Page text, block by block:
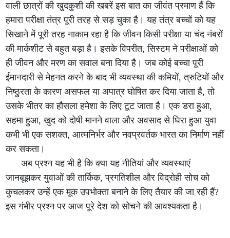
वाली छात्रों की खुदकुशी की खबरें इस बात का जीवंत प्रमाण हैं कि
हमारा परीक्षा तंत्र पूरी तरह से सड़ चुका है। यह तंत्र बच्चों को यह
सिखाने में पूरी तरह नाकाम रहा है कि जीवन किसी परीक्षा या चंद नंबरों
की मार्कशीट से बहुत बड़ा है। इसके विपरीत, सिस्टम ने परीक्षाओं को
ही जीवन और मरण का सवाल बना दिया है। जब कोई बच्चा पूरी
ईमानदारी से मेहनत करने के बाद भी व्यवस्था की कमियों, त्रुटियों और
निष्ठुरता के कारण असफल या अपात्र घोषित कर दिया जाता है, तो
उसके भीतर का हौसला हमेशा के लिए टूट जाता है। एक डरा हुआ,
सहमा हुआ, खुद को दोषी मानने वाला और अवसाद से घिरा हुआ युवा
कभी भी एक सशक्त, आत्मनिर्भर और नवप्रवर्तक भारत का निर्माण नहीं
कर सकता।
अब प्रश्न यह भी है कि क्या यह नीतियां और व्यवस्थाएं
जानबूझकर युवाओं की तार्किक, प्रगतिशील और विद्रोही सोच को
कुचलकर उन्हें एक मूक उपभोक्ता बनाने के लिए तैयार की जा रही हैं?
इस गंभीर प्रश्न पर आज पूरे देश को सोचने की आवश्यकता है।